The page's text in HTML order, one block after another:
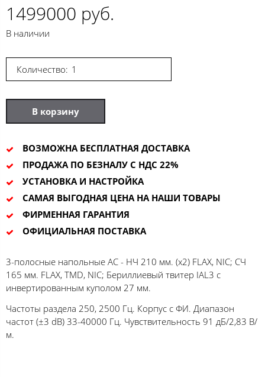
1499000 руб.
В наличии
Количество:
В корзину
ВОЗМОЖНА БЕСПЛАТНАЯ ДОСТАВКА
ПРОДАЖА ПО БЕЗНАЛУ С НДС 22%
УСТАНОВКА И НАСТРОЙКА
САМАЯ ВЫГОДНАЯ ЦЕНА НА НАШИ ТОВАРЫ
ФИРМЕННАЯ ГАРАНТИЯ
ОФИЦИАЛЬНАЯ ПОСТАВКА
3-полосные напольные АС - НЧ 210 мм. (х2) FLAX, NIC; СЧ
165 мм. FLAX, TMD, NIC; Бериллиевый твитер IAL3 с
инвертированным куполом 27 мм.
Частоты раздела 250, 2500 Гц. Корпус с ФИ. Диапазон
частот (±3 dB) 33-40000 Гц. Чувствительность 91 дБ/2,83 В/
м.